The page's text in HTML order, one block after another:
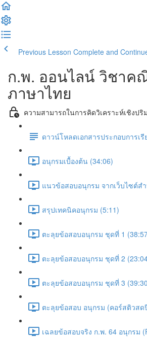
Previous Lesson Complete and
ก.พ. ออนไลน์ วิชาค
ภาษาไทย
ความสามารถในการคิดวิเคราะห์เชิงป
ดาวน์โหลดเอกสารประกอบการเ
อนุกรมเบื้องต้น (34:06)
แนวข้อสอบอนุกรม จากเว็บไซต์ส
สรุปเทคนิคอนุกรม (5:11)
ตะลุยข้อสอบอนุกรม ชุดที่ 1
ตะลุยข้อสอบอนุกรม ชุดที่ 2
ตะลุยข้อสอบอนุกรม ชุดที่ 3
ตะลุยข้อสอบ อนุกรม (คอร์สติวสด
เฉลยข้อสอบจริง ก.พ. 64 อนุกรม